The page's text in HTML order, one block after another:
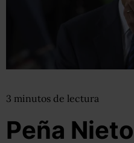
3 minutos de lectura
Peña